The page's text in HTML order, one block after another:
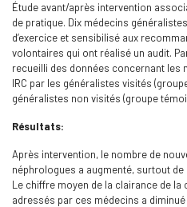
Étude avant/après intervention
de pratique. Dix médecins
d’exercice et sensibilisé aux
volontaires qui ont réalisé un audit.
recueilli des données concernant les
IRC par les généralistes visités
généralistes non visités (groupe
Résultats:
Après intervention, le nombre de
néphrologues a augmenté, surtout
Le chiffre moyen de la clairance de
adressés par ces médecins a